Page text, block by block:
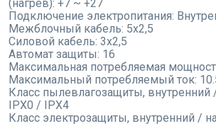
(нагрев): +7 ~ +27
Подключение электропитания:
Межблочный кабель: 5x2,5
Силовой кабель: 3x2,5
Автомат защиты: 16
Максимальная потребляемая
Максимальный потребляемый ток:
Класс пылевлагозащиты,
IPX0 / IPX4
Класс электрозащиты, внутренний /